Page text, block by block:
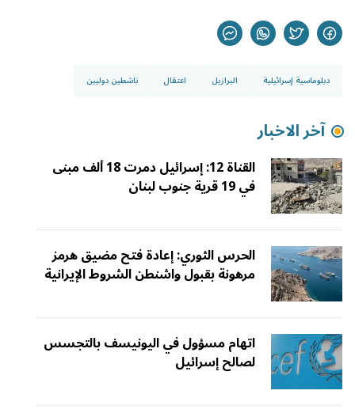
دبلوماسية إسرائيلية البرازيل اعتقال ناشطين دوليين
آخر الاخبار
القناة 12: إسرائيل دمرت 18 ألف مبنى
في 19 قرية جنوب لبنان
الحرس الثوري: إعادة فتح مضيق هرمز
مرهونة بقبول واشنطن الشروط الإيرانية
اتهام مسؤول في اليونيسف بالتجسس
لصالح إسرائيل